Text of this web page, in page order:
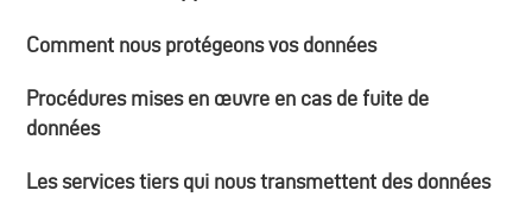
Comment nous protégeons vos données
Procédures mises en œuvre en cas de fuite de
données
Les services tiers qui nous transmettent des données